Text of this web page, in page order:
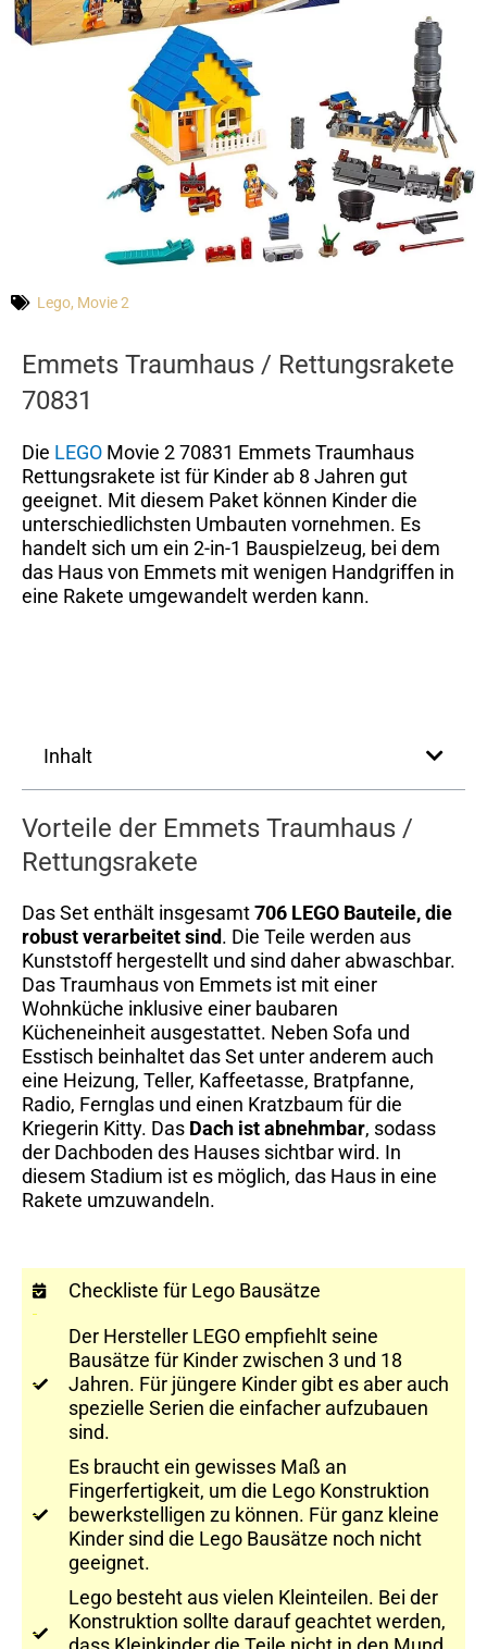
Lego, Movie 2
Emmets Traumhaus / Rettungsrakete
70831
Die LEGO Movie 2 70831 Emmets Traumhaus
Rettungsrakete ist für Kinder ab 8 Jahren gut
geeignet. Mit diesem Paket können Kinder die
unterschiedlichsten Umbauten vornehmen. Es
handelt sich um ein 2-in-1 Bauspielzeug, bei dem
das Haus von Emmets mit wenigen Handgriffen in
eine Rakete umgewandelt werden kann.
Inhalt
Vorteile der Emmets Traumhaus /
Rettungsrakete
Das Set enthält insgesamt706 LEGO Bauteile, die
robust verarbeitet sind. Die Teile werden aus
Kunststoff hergestellt und sind daher abwaschbar.
Das Traumhaus von Emmets ist mit einer
Wohnküche inklusive einer baubaren
Kücheneinheit ausgestattet. Neben Sofa und
Esstisch beinhaltet das Set unter anderem auch
eine Heizung, Teller, Kaffeetasse, Bratpfanne,
Radio, Fernglas und einen Kratzbaum für die
Kriegerin Kitty. Das Dach ist abnehmbar, sodass
der Dachboden des Hauses sichtbar wird. In
diesem Stadium ist es möglich, das Haus in eine
Rakete umzuwandeln.
Checkliste für Lego Bausätze
Der Hersteller LEGO empfiehlt seine
Bausätze für Kinder zwischen 3 und 18
Jahren. Für jüngere Kinder gibt es aber auch
spezielle Serien die einfacher aufzubauen
sind.
Es braucht ein gewisses Maß an
Fingerfertigkeit, um die Lego Konstruktion
bewerkstelligen zu können. Für ganz kleine
Kinder sind die Lego Bausätze noch nicht
geeignet.
Lego besteht aus vielen Kleinteilen. Bei der
Konstruktion sollte darauf geachtet werden,